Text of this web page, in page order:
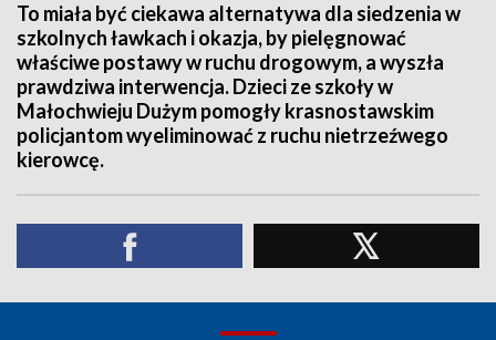
To miała być ciekawa alternatywa dla siedzenia w
szkolnych ławkach i okazja, by pielęgnować
właściwe postawy w ruchu drogowym, a wyszła
prawdziwa interwencja. Dzieci ze szkoły w
Małochwieju Dużym pomogły krasnostawskim
policjantom wyeliminować z ruchu nietrzeźwego
kierowcę.